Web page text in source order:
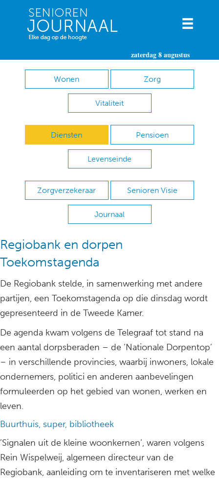
zaterdag 8 augustus
Wonen Zorg
Vitaliteit
Diensten Pensioen
Levenseinde
Zorgverzekeraar Senioren Visie
Journaal
Regiobank en dorpen
Toekomstagenda
De Regiobank stelde, in samenwerking met andere
partijen, een Toekomstagenda op die dinsdag wordt
gepresenteerd in de Tweede Kamer.
De agenda kwam volgens de Telegraaf tot stand na
een aantal dorpsberaden – de ’Nationale Dorpentop’
– in verschillende provincies, waarbij inwoners, lokale
ondernemers, politici en anderen aanbevelingen
formuleerden op het gebied van wonen, werken en
leven.
Buurthuis, super, bibliotheek
’Signalen uit de kleine woonkernen’, waren volgens
Rein Wispelweij, algemeen directeur van de
Regiobank, aanleiding om te inventariseren met welke